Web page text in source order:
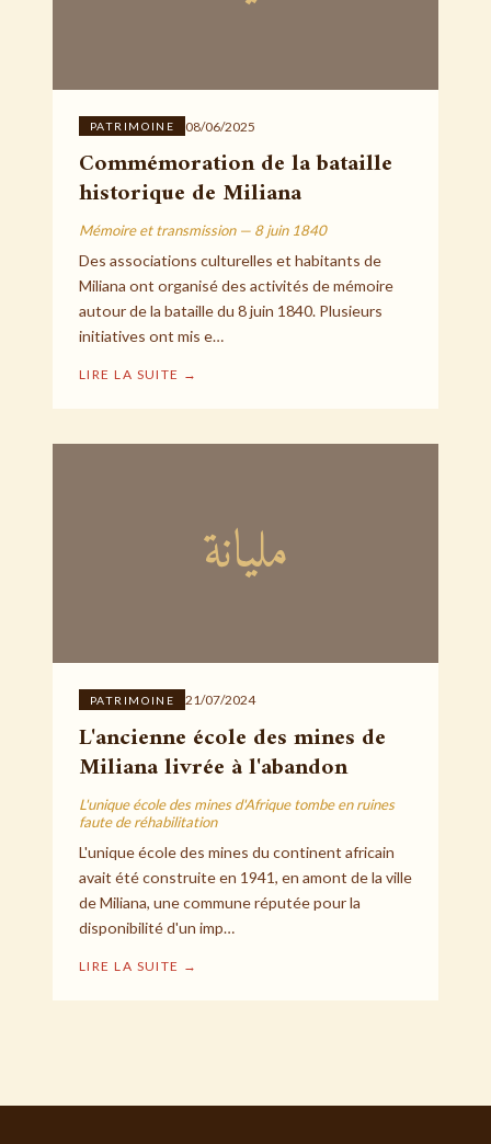
PATRIMOINE 08/06/2025
Commémoration de la bataille
historique de Miliana
Mémoire et transmission — 8 juin 1840
Des associations culturelles et habitants de
Miliana ont organisé des activités de mémoire
autour de la bataille du 8 juin 1840. Plusieurs
initiatives ont mis e…
LIRE LA SUITE →
مليانة
PATRIMOINE 21/07/2024
L'ancienne école des mines de
Miliana livrée à l'abandon
L'unique école des mines d'Afrique tombe en ruines
faute de réhabilitation
L'unique école des mines du continent africain
avait été construite en 1941, en amont de la ville
de Miliana, une commune réputée pour la
disponibilité d'un imp…
LIRE LA SUITE →